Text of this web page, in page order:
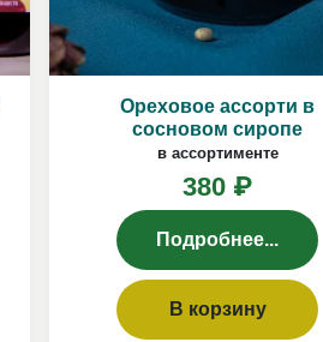
Ореховое ассорти в
сосновом сиропе
в ассортименте
380 ₽
Подробнее...
В корзину